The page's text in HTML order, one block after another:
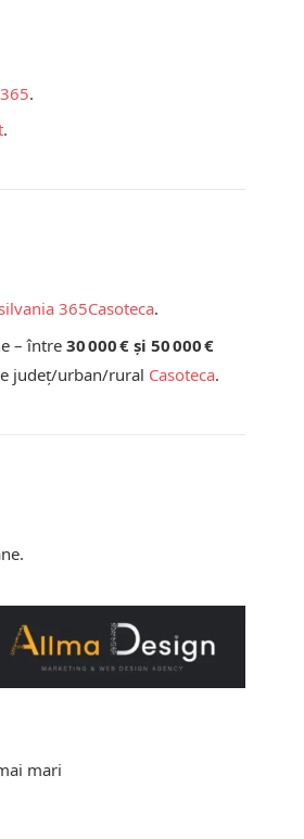
.
.
365Casoteca.
– între30 000 € și 50 000 €
județ/urban/rural Casoteca.
mari